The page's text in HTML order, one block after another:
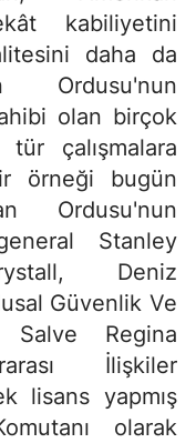
kabiliyetini
daha da
Ordusu'nun
olan birçok
çalışmalara
örneği bugün
Ordusu'nun
Stanley
Deniz
Güvenlik Ve
Salve Regina
İlişkiler
lisans yapmış
olarak